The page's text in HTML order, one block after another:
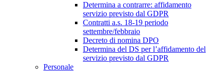
Determina a contrarre: affidamento
servizio previsto dal GDPR
Contratti a.s. 18-19 periodo
settembre/febbraio
Decreto di nomina DPO
Determina del DS per l’affidamento del
servizio previsto dal GDPR
Personale